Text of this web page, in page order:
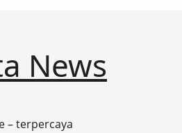
News
– terpercaya